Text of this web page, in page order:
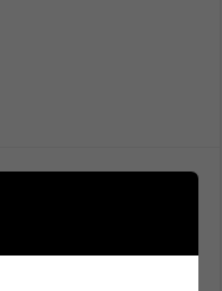
la
eólicos en